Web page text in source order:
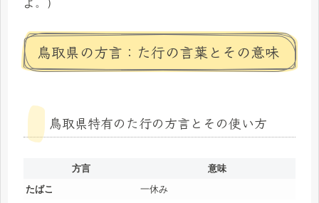
よ。）
鳥取県の方言：た行の言葉とその意味
鳥取県特有のた行の方言とその使い方
方言
意味
たばこ
一休み